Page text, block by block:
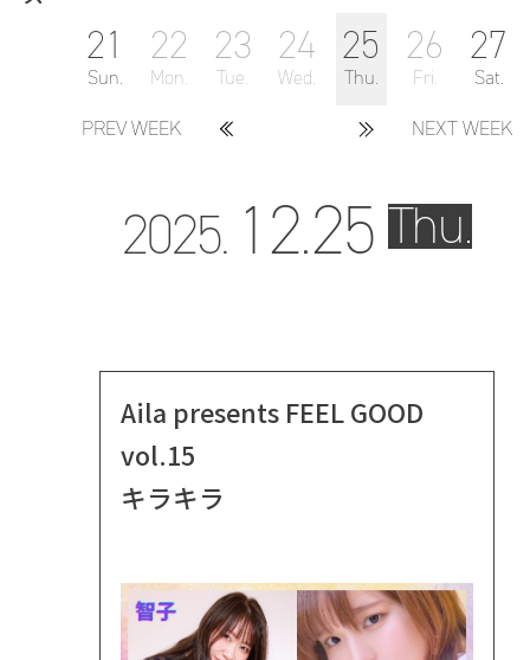
PREV WEEK
21
Sun.
22
Mon.
23
Tue.
24
Wed.
25
Thu.
26
Fri.
27
Sat.
NEXT WEEK
2025. 12.25 Thu.
Aila presents FEEL GOOD
vol.15
キラキラ